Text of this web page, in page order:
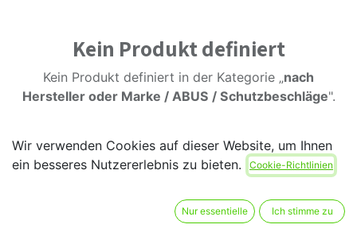
Kein Produkt definiert
Kein Produkt definiert in der Kategorie „nach
Hersteller oder Marke / ABUS / Schutzbeschläge".
Wir verwenden Cookies auf dieser Website, um Ihnen
ein besseres Nutzererlebnis zu bieten.
Cookie-Richtlinien
Nur essentielle Ich stimme zu